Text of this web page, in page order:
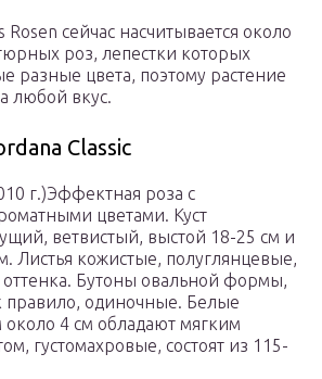
Rosen сейчас насчитывается около
роз, лепестки которых
разные цвета, поэтому растение
любой вкус.
Classic
г.)Эффектная роза с
цветами. Куст
ветвистый, выстой 18-25 см и
Листья кожистые, полуглянцевые,
Бутоны овальной формы,
правило, одиночные. Белые
4 см обладают мягким
густомахровые, состоят из 115-